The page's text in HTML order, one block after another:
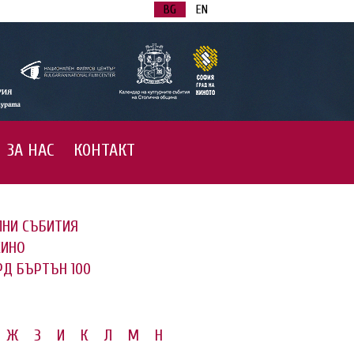
BG EN
ЗА НАС КОНТАКТ
СЪБИТИЯ
БЪРТЪН 100
Ж З И К Л М
Н